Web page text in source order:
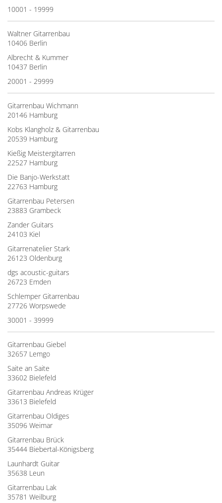
10001 - 19999
Waltner Gitarrenbau
10406 Berlin
Albrecht & Kummer
10437 Berlin
20001 - 29999
Gitarrenbau Wichmann
20146 Hamburg
Kobs Klangholz & Gitarrenbau
20539 Hamburg
Kießig Meistergitarren
22527 Hamburg
Die Banjo-Werkstatt
22763 Hamburg
Gitarrenbau Petersen
23883 Grambeck
Zander Guitars
24103 Kiel
Gitarrenatelier Stark
26123 Oldenburg
dgs acoustic-guitars
26723 Emden
Schlemper Gitarrenbau
27726 Worpswede
30001 - 39999
Gitarrenbau Giebel
32657 Lemgo
Saite an Saite
33602 Bielefeld
Gitarrenbau Andreas Krüger
33613 Bielefeld
Gitarrenbau Oldiges
35096 Weimar
Gitarrenbau Brück
35444 Biebertal-Königsberg
Launhardt Guitar
35638 Leun
Gitarrenbau Lak
35781 Weilburg